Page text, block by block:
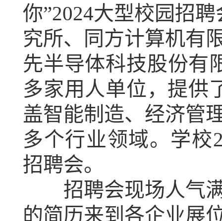
你”2024大型校园招
究所、同方计算机有
先半导体科技股份有
多家用人单位，提供
盖智能制造、经济管
多个行业领域。学校
招聘会。
招聘会现场人气满
的简历来到各企业展